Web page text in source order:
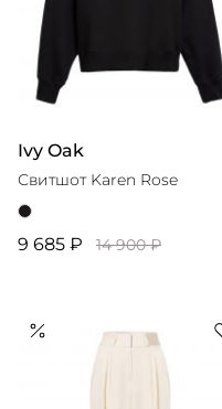
Ivy Oak
Свитшот Karen Rose
9 685 ₽ 14 900 ₽